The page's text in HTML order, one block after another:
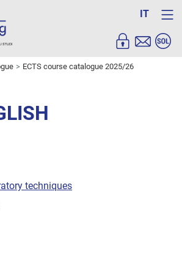
IT
ECTS course catalogue 2025/26
techniques